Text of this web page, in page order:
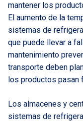
mantener los
El aumento de la
sistemas de
que puede llevar a
mantenimiento
transporte deben
los productos pasan
Los almacenes y
sistemas de